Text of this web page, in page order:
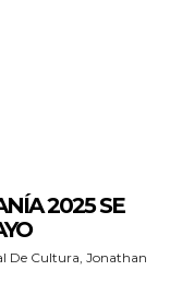
2025 SE
De Cultura, Jonathan